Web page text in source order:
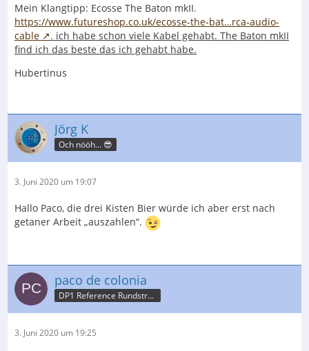
Mein Klangtipp: Ecosse The Baton mkII.
https://www.futureshop.co.uk/ecosse-the-bat…rca-audio-
cable
. ich habe schon viele Kabel gehabt. The Baton mkII
find ich das beste das ich gehabt habe.
Hubertinus
Jörg K
Och nööh… 😎
3. Juni 2020 um 19:07
Hallo Paco, die drei Kisten Bier würde ich aber erst nach
getaner Arbeit „auszahlen“.
paco de colonia
DP1 Reference Rundstrahler/ Boenicke P1/SHD mod.
3. Juni 2020 um 19:25